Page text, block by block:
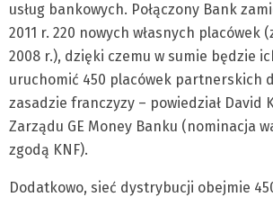
usług bankowych. Połączony Bank
2011 r. 220 nowych własnych placówek
2008 r.), dzięki czemu w sumie będzie
uruchomić 450 placówek partnerskich
zasadzie franczyzy – powiedział David
Zarządu GE Money Banku (nominacja
zgodą KNF).
Dodatkowo, sieć dystrybucji obejmie